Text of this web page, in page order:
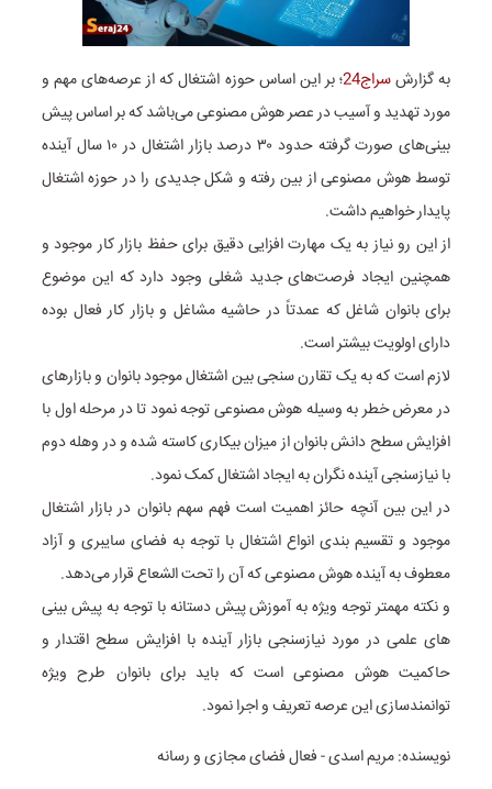
به گزارشسراج24
؛ بر این اساس حوزه اشتغال که از عرصه‌های مهم و
مورد تهدید و آسیب در عصر هوش مصنوعی می‌باشد که بر اساس پیش
بینی‌های صورت گرفته حدود ۳۰ درصد بازار اشتغال در ۱۰ سال آینده
توسط هوش مصنوعی از بین رفته و شکل جدیدی را در حوزه اشتغال
پایدار خواهیم داشت.
از این رو نیاز به یک مهارت افزایی دقیق برای حفظ بازار کار موجود و
همچنین ایجاد فرصت‌های جدید شغلی وجود دارد که این موضوع
برای بانوان شاغل که عمدتاً در حاشیه مشاغل و بازار کار فعال بوده
دارای اولویت بیشتر است.
لازم است که به یک تقارن سنجی بین اشتغال موجود بانوان و بازارهای
در معرض خطر به وسیله هوش مصنوعی توجه نمود تا در مرحله اول با
افزایش سطح دانش بانوان از میزان بیکاری کاسته شده و در وهله دوم
با نیازسنجی آینده نگران به ایجاد اشتغال کمک نمود.
در این بین آنچه حائز اهمیت است فهم سهم بانوان در بازار اشتغال
موجود و تقسیم بندی انواع اشتغال با توجه به فضای سایبری و آزاد
معطوف به آینده هوش مصنوعی که آن را تحت الشعاع قرار می‌دهد.
و نکته مهمتر توجه ویژه به آموزش پیش دستانه با توجه به پیش بینی
های علمی در مورد نیازسنجی بازار آینده با افزایش سطح اقتدار و
حاکمیت هوش مصنوعی است که باید برای بانوان طرح ویژه
توانمندسازی این عرصه تعریف و اجرا نمود.
نویسنده: مریم اسدی - فعال فضای مجازی و رسانه